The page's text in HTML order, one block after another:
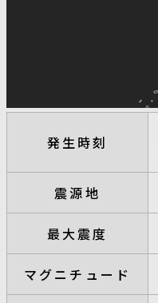
発生時刻
震源地
最大震度
マグニチュード